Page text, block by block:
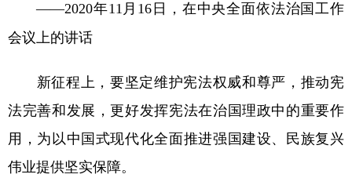
——2020年11月16日，在中央全面依法治国工作
会议上的讲话
新征程上，要坚定维护宪法权威和尊严，推动宪
法完善和发展，更好发挥宪法在治国理政中的重要作
用，为以中国式现代化全面推进强国建设、民族复兴
伟业提供坚实保障。